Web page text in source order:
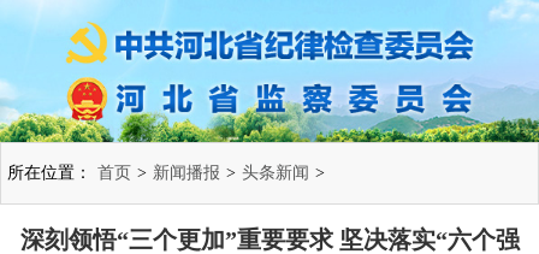
所在位置： 首页 > 新闻播报 > 头条新闻 >
深刻领悟“三个更加”重要要求 坚决落实“六个强